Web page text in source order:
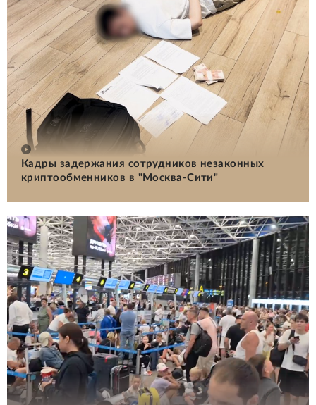
Кадры задержания сотрудников незаконных
криптообменников в "Москва-Сити"